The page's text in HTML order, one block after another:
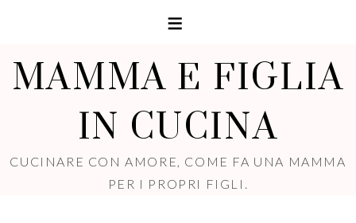
MAMMA E FIGLIA
IN CUCINA
CUCINARE CON AMORE, COME FA UNA MAMMA
PER I PROPRI FIGLI.